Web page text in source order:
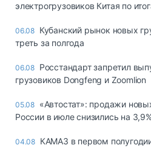
электрогрузовиков Китая по
06.08 Кубанский рынок новых
треть за полгода
06.08 Росстандарт запретил
грузовиков Dongfeng и Zoomlion
05.08 «Автостат»: продажи
России в июле снизились на
04.08 КАМАЗ в первом